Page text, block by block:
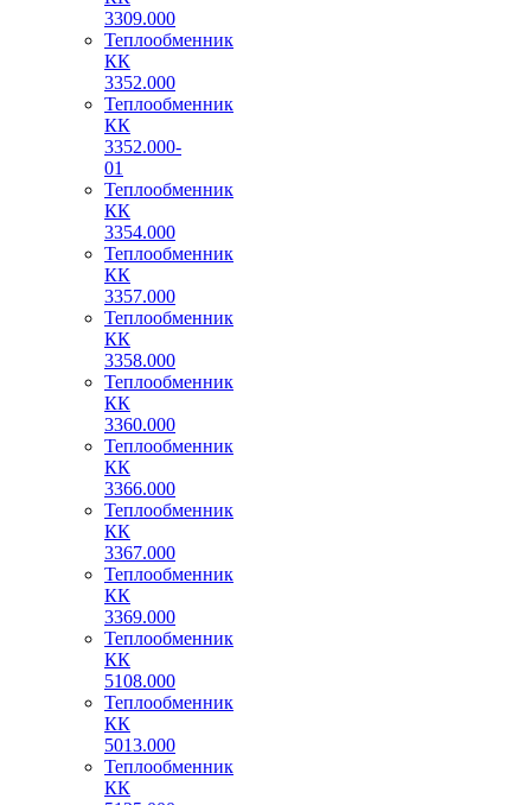
3309.000
Теплообменник
КК
3352.000
Теплообменник
КК
3352.000-
01
Теплообменник
КК
3354.000
Теплообменник
КК
3357.000
Теплообменник
КК
3358.000
Теплообменник
КК
3360.000
Теплообменник
КК
3366.000
Теплообменник
КК
3367.000
Теплообменник
КК
3369.000
Теплообменник
КК
5108.000
Теплообменник
КК
5013.000
Теплообменник
КК